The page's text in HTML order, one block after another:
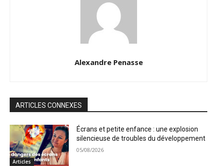
Alexandre Penasse
ARTICLES CONNEXES
Articles
Écrans et petite enfance : une explosion
silencieuse de troubles du développement
05/08/2026